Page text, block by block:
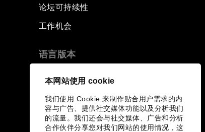
本网站使用 cookie
我们使用 Cookie 来制作贴合用户需求的内
容与广告、提供社交媒体功能以及分析我们
的流量。我们还会与社交媒体、广告和分析
合作伙伴分享您对我们网站的使用情况，这
论坛可持续性
工作机会
语言版本